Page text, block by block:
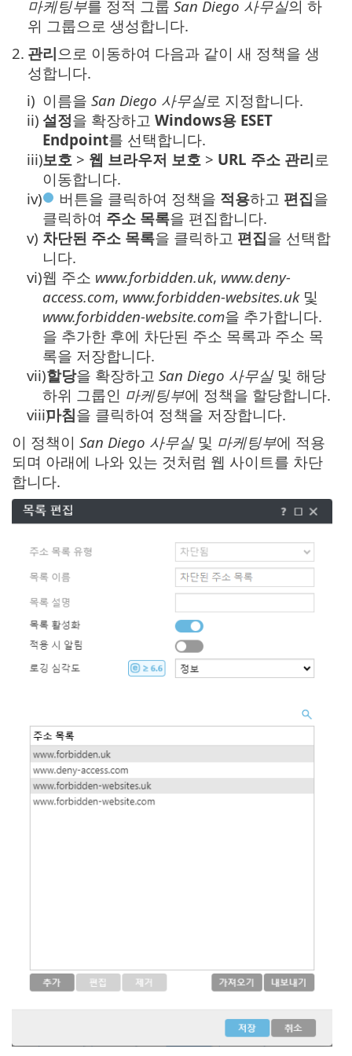
마케팅부를 정적 그룹 San Diego 사무실의 하
위 그룹으로 생성합니다.
2. 관리으로 이동하여 다음과 같이 새 정책을 생
성합니다.
i) 이름을 San Diego 사무실로 지정합니다.
ii) 설정을 확장하고 Windows용 ESET
Endpoint를 선택합니다.
iii)보호 > 웹 브라우저 보호 > URL 주소 관리로
이동합니다.
iv)
버튼을 클릭하여 정책을 적용하고 편집을
클릭하여 주소 목록을 편집합니다.
v) 차단된 주소 목록을 클릭하고 편집을 선택합
니다.
vi)웹 주소 www.forbidden.uk, www.deny-
access.com, www.forbidden-websites.uk및
www.forbidden-website.com을 추가합니다.
을 추가한 후에 차단된 주소 목록과 주소 목
록을 저장합니다.
vii)할당을 확장하고 San Diego 사무실및 해당
하위 그룹인 마케팅부에 정책을 할당합니다.
viii)마침을 클릭하여 정책을 저장합니다.
이 정책이 San Diego 사무실및 마케팅부에 적용
되며 아래에 나와 있는 것처럼 웹 사이트를 차단
합니다.